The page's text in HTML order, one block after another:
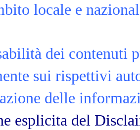
locale e
dei contenuti
sui rispettivi
delle
esplicita del